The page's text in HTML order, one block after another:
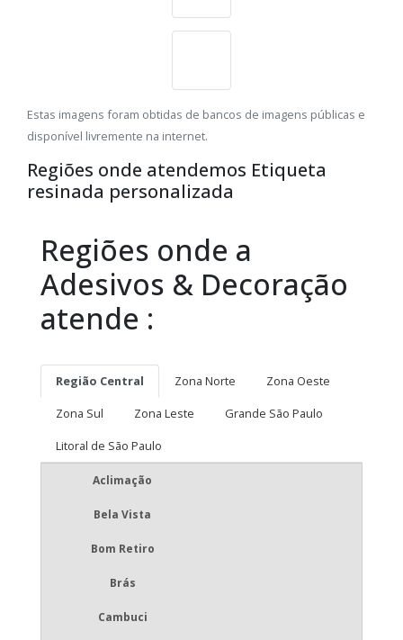
Estas imagens foram obtidas de bancos de imagens públicas e
disponível livremente na internet.
Regiões onde atendemos Etiqueta
resinada personalizada
Regiões onde a
Adesivos & Decoração
atende :
Região Central Zona Norte
Zona Oeste
Zona Sul
Zona Leste
Grande São Paulo
Litoral de São Paulo
Aclimação
Bela Vista
Bom Retiro
Brás
Cambuci